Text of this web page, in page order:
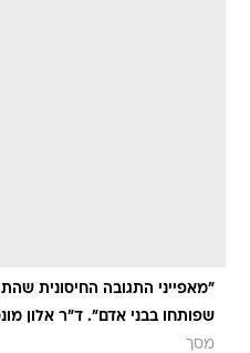
"מאפייני התגובה החיסונית
שפותחו בבני אדם". ד"ר אלון
מסך